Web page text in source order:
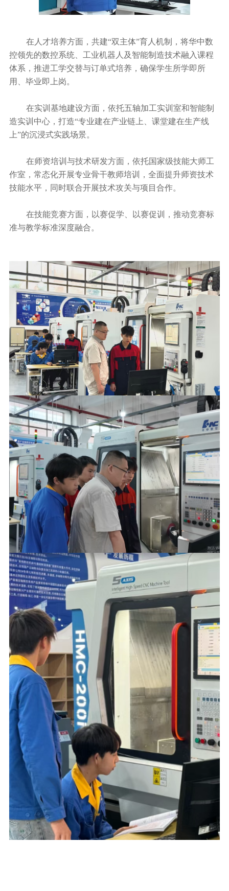
在人才培养方面，共建“双主体”育人机制，将华中数
控领先的数控系统、工业机器人及智能制造技术融入课程
体系，推进工学交替与订单式培养，确保学生所学即所
用、毕业即上岗。
在实训基地建设方面，依托五轴加工实训室和智能制
造实训中心，打造“专业建在产业链上、课堂建在生产线
上”的沉浸式实践场景。
在师资培训与技术研发方面，依托国家级技能大师工
作室，常态化开展专业骨干教师培训，全面提升师资技术
技能水平，同时联合开展技术攻关与项目合作。
在技能竞赛方面，以赛促学、以赛促训，推动竞赛标
准与教学标准深度融合。